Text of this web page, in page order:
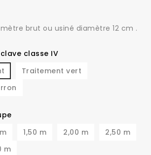
brut ou usiné diamètre 12 cm .
classe IV
Traitement vert
1,50 m 2,00 m
2,50 m
m